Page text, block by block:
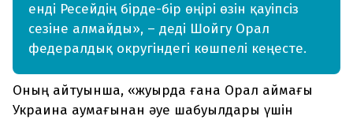
енді Ресейдің бірде-бір өңірі өзін қауіпсіз
сезіне алмайды», – деді Шойгу Орал
федералдық округіндегі көшпелі кеңесте.
Оның айтуынша, «жуырда ғана Орал аймағы
Украина аумағынан әуе шабуылдары үшін